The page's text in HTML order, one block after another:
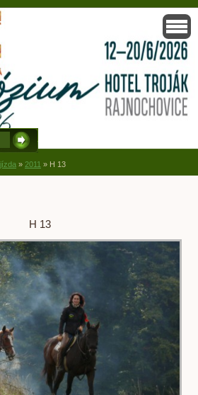
spolek, Držková
» 2011 » H 13
H 13